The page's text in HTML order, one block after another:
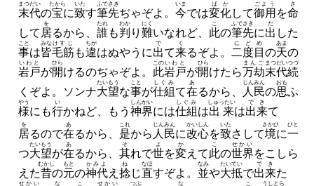
末代
まつだい
の宝
たから
に致
いた
す筆先
ふでさき
ぢゃぞよ。 今
いま
では変化
ばか
して御用
ごよう
を命
さ
して 居
を
るから、 誰
たれ
も判
わか
り 難
にく
いなれど、 此
こ
の筆先
ふでさき
に出
だ
した
事
こと
は皆
みな
毛筋
けすじ
も違
ちが
はぬやうに出
で
て来
く
るぞよ。 二度目
にどめ
の天
あま
の
岩戸
いわと
が開
ひら
けるのぢゃぞよ。 此
この
岩戸
いわと
が開
ひら
けたら万劫
まんご
末代
まつだい
続
つづ
くぞよ。 ソンナ大望
たいもう
な事
こと
が仕組
しぐみ
て在
あ
るから、 人民
じんみん
の思
おも
ふ
様
やう
にも行
い
かねど、 もう 神界
しんかい
には仕組
しぐみ
は出来
しゅったい
は出来
でき
て
居
を
るので在
あ
るから、 是
これ
から 人民
じんみん
に改心
かいしん
を致
いた
さして境
さかひ
に一
ひと
つ大望
たいもう
が在
あ
るから、 其
そ
れで世
よ
を変
か
えて此
こ
の世界
せかい
をこしら
えた昔
むかし
の元
もと
の神代
かみよ
え 捻
ね
じ直
なほ
すぞよ。 並
なみ
や大抵
たいてい
で出来
でき
た
せかい な こ せかい つぶ な こ うしとら